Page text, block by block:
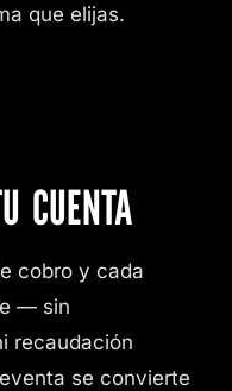
que elijas.
CUENTA
cobro y cada
— sin
recaudación
se convierte